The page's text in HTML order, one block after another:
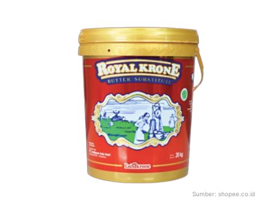
Sumber: shopee.co.id